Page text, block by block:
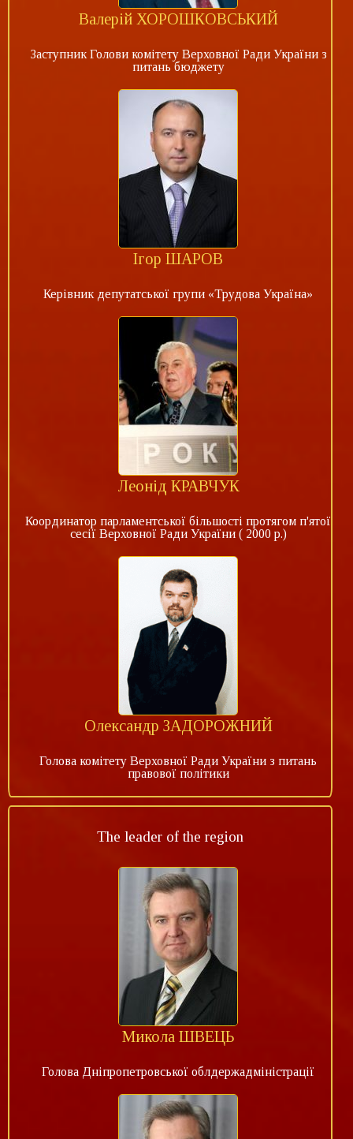
Валерій ХОРОШКОВСЬКИЙ
Заступник Голови комітету Верховної Ради України з
питань бюджету
Ігор ШАРОВ
Керівник депутатської групи «Трудова Україна»
Леонід КРАВЧУК
Координатор парламентської більшості протягом п'ятої
сесії Верховної Ради України ( 2000 р.)
Олександр ЗАДОРОЖНИЙ
Голова комітету Верховної Ради України з питань
правової політики
The leader of the region
Микола ШВЕЦЬ
Голова Дніпропетровської облдержадміністрації